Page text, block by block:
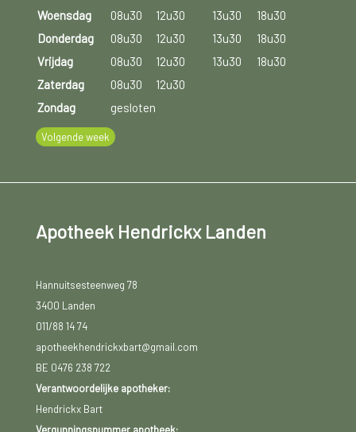
Woensdag
08u30 12u30 13u30
18u30
Donderdag
08u30 12u30 13u30
18u30
Vrijdag
08u30 12u30 13u30
18u30
Zaterdag
08u30
12u30
Zondag
gesloten
Volgende week
Apotheek Hendrickx Landen
Hannuitsesteenweg 78
3400 Landen
011/88 14 74
apotheekhendrickxbart@gmail.com
BE 0476 238 722
Verantwoordelijke apotheker:
Hendrickx Bart